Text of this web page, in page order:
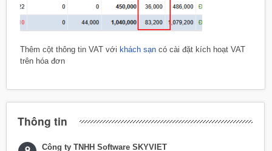
Thêm cột thông tin VAT với khách sạncó cài đặt kích hoạt VAT
trên hóa đơn
Thông tin
Công ty TNHH Software SKYVIET